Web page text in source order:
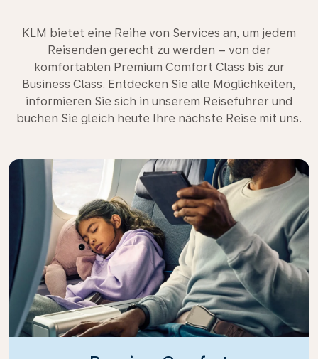
KLM bietet eine Reihe von Services an, um jedem
Reisenden gerecht zu werden – von der
komfortablen Premium Comfort Class bis zur
Business Class. Entdecken Sie alle Möglichkeiten,
informieren Sie sich in unserem Reiseführer und
buchen Sie gleich heute Ihre nächste Reise mit uns.